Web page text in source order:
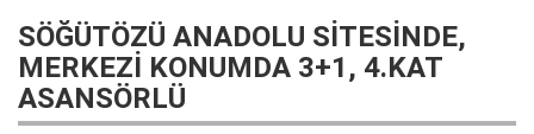
SÖĞÜTÖZÜ ANADOLU SITESINDE,
MERKEZI KONUMDA 3+1, 4.KAT
ASANSÖRLÜ